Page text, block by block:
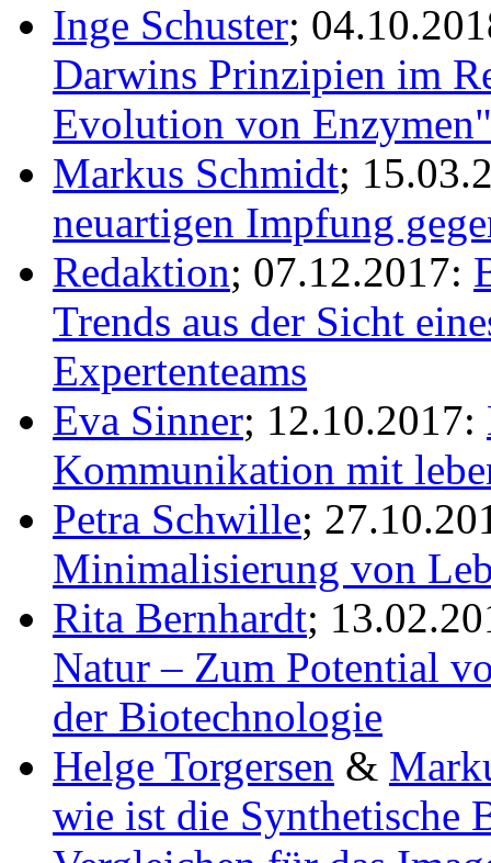
Inge Schuster;
Darwins Prinzipien im
Evolution von Enzymen"
Markus Schmidt;
neuartigen Impfung
Redaktion; 07.12.2017:
Trends aus der Sicht
Expertenteams
Eva Sinner; 12.10.2017:
Kommunikation mit
Petra Schwille;
Minimalisierung von
Rita Bernhardt;
Natur – Zum Potential
der Biotechnologie
Helge Torgersen &
wie ist die Synthetische